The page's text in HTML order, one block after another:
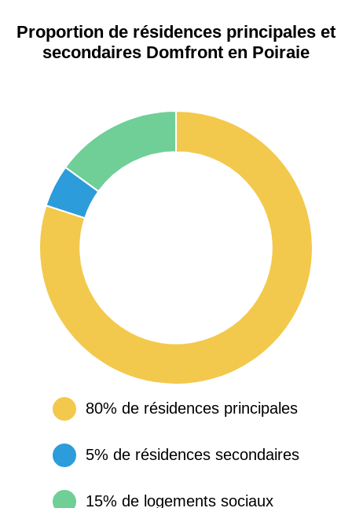
Proportion de résidences principales et
secondaires Domfront en Poiraie
80% de résidences principales
5% de résidences secondaires
15% de logements sociaux